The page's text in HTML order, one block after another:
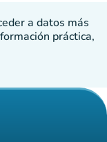
a datos más
práctica,